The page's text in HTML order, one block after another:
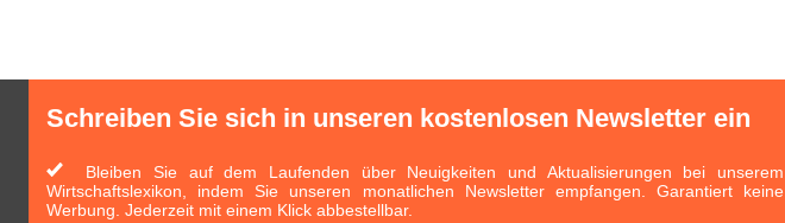
Schreiben Sie sich in unseren kostenlosen Newsletter ein
Bleiben Sie auf dem Laufenden über Neuigkeiten und Aktualisierungen bei unserem
Wirtschaftslexikon, indem Sie unseren monatlichen Newsletter empfangen. Garantiert keine
Werbung. Jederzeit mit einem Klick abbestellbar.